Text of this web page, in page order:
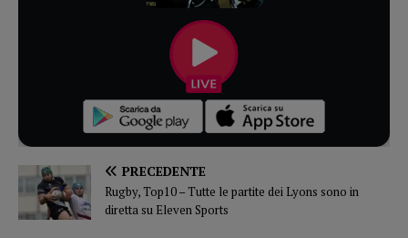
PRECEDENTE
Rugby, Top10 – Tutte le partite dei Lyons sono in
diretta su Eleven Sports